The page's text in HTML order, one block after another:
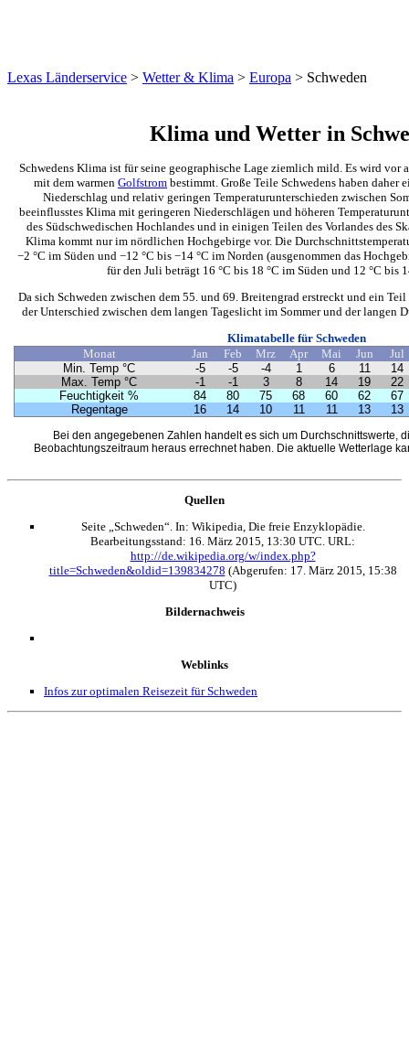
Lexas Länderservice > Wetter & Klima > Europa > Schweden
Klima und Wetter in
Schwedens Klima ist für seine geographische Lage ziemlich mild. Es wird vor
mit dem warmen Golfstrom bestimmt. Große Teile Schwedens haben
Niederschlag und relativ geringen Temperaturunterschieden zwischen
beeinflusstes Klima mit geringeren Niederschlägen und höheren
des Südschwedischen Hochlandes und in einigen Teilen des Vorlandes des
Klima kommt nur im nördlichen Hochgebirge vor. Die
−2 °C im Süden und −12 °C bis −14 °C im Norden (ausgenommen das
für den Juli beträgt 16 °C bis 18 °C im Süden und 12 °C bis
Da sich Schweden zwischen dem 55. und 69. Breitengrad erstreckt und ein
der Unterschied zwischen dem langen Tageslicht im Sommer und der langen
Klimatabelle für Schweden
Monat
Jan Feb Mrz Apr Mai Jun
Jul
Min. Temp °C
-5 -5 -4 1 6 11
14
Max. Temp °C
-1 -1 3 8 14 19
22
Feuchtigkeit %
84 80 75 68 60 62
67
Regentage
16 14 10 11 11 13 13
Bei den angegebenen Zahlen handelt es sich um Durchschnittswerte,
Beobachtungszeitraum heraus errechnet haben. Die aktuelle Wetterlage
Quellen
Seite „Schweden“. In: Wikipedia, Die freie Enzyklopädie.
Bearbeitungsstand: 16. März 2015, 13:30 UTC. URL:
http://de.wikipedia.org/w/index.php?
title=Schweden&oldid=139834278 (Abgerufen: 17. März 2015, 15:38
UTC)
Bildernachweis
Weblinks
Infos zur optimalen Reisezeit für Schweden